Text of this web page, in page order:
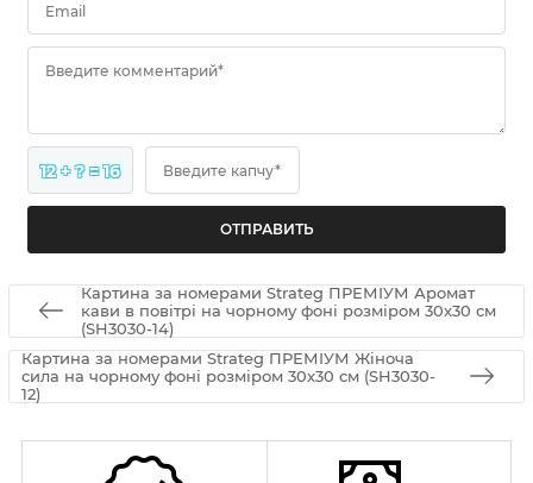
Email
Введите комментарий*
12 + ? = 16 Введите капчу*
Картина за номерами Strateg ПРЕМІУМ Аромат
кави в повітрі на чорному фоні розміром 30х30 см
(SH3030-14)
Картина за номерами Strateg ПРЕМІУМ Жіноча
сила на чорному фоні розміром 30х30 см (SH3030-
12)